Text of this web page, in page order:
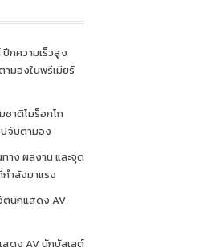
กความเร็วสูง
มองในพรีเมียร์
าติโมร็อกโก
จับตามอง
ทาง ผลงาน และจุด
ำลังมาแรง
วัตินักแสดง AV
สดง AV นักบัลเลต์